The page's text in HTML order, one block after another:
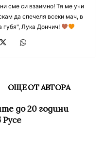
сме си взаимно! Тя ме учи
да спечеля всеки мач, в
губя", Лука Дончич!
ОЩЕ ОТ АВТОРА
до 20 години